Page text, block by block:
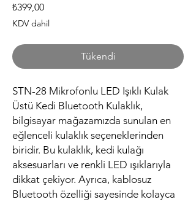
₺399,00Fiyat
KDV dahil
Tükendi
STN-28 Mikrofonlu LED Işıklı Kulak
Üstü Kedi Bluetooth Kulaklık,
bilgisayar mağazamızda sunulan en
eğlenceli kulaklık seçeneklerinden
biridir. Bu kulaklık, kedi kulağı
aksesuarları ve renkli LED ışıklarıyla
dikkat çekiyor. Ayrıca, kablosuz
Bluetooth özelliği sayesinde kolayca